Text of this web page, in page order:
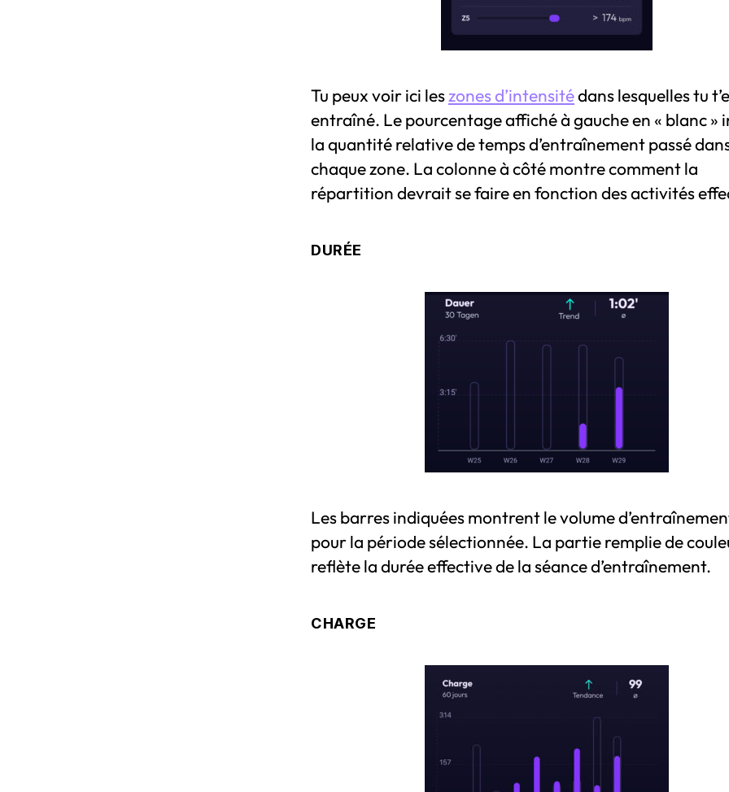
Tu peux voir ici leszones d’intensitédans lesquelles tu
entraîné. Le pourcentage affiché à gauche en « blanc »
la quantité relative de temps d’entraînement passé
chaque zone. La colonne à côté montre comment la
répartition devrait se faire en fonction des activités
DURÉE
Les barres indiquées montrent le volume
pour la période sélectionnée. La partie remplie de
reflète la durée effective de la séance d’entraînement.
CHARGE